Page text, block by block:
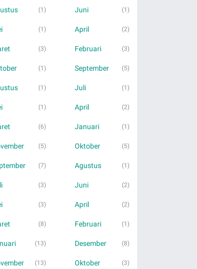
(1) Juni (1)
(1) April (2)
(3) Februari (3)
(1) September (5)
(1) Juli (1)
(1) April (2)
(6) Januari (1)
(5) Oktober (5)
(7) Agustus (1)
(3) Juni (2)
(3) April (2)
(8) Februari (1)
(13) Desember (8)
(13) Oktober (3)